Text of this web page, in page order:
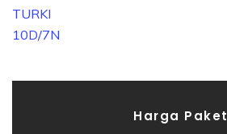
Harga Paket